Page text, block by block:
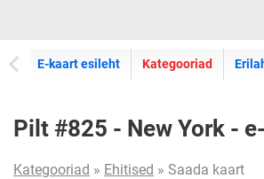
E-kaart esileht E-kaartide
Kategooriad
Pilt #825 - New York -
Kategooriad » Ehitised » Saada kaart